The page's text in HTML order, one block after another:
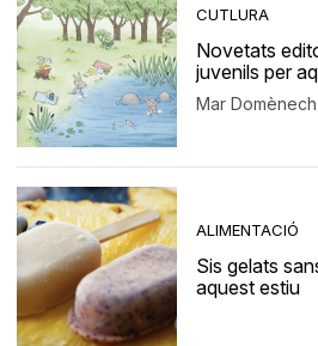
CUTLURA
Novetats
juvenils per
Mar Domènech
ALIMENTACIÓ
Sis gelats
aquest estiu